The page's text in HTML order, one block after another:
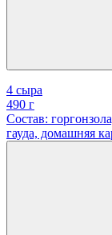
4 сыра
490 г
Состав:
гауда, домашняя